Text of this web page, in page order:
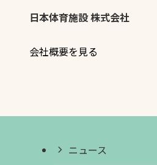
日本体育施設 株式会社
会社概要を見る
ニュース